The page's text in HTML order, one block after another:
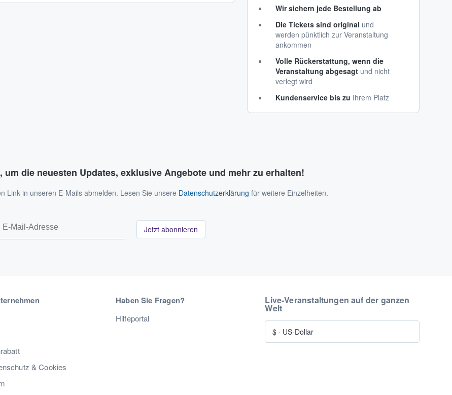
Wir sichern jede Bestellung ab
Die Tickets sind original und
werden pünktlich zur Veranstaltung
ankommen
Volle Rückerstattung, wenn die
Veranstaltung abgesagt und nicht
verlegt wird
Kundenservice bis zu Ihrem Platz
um die neuesten Updates, exklusive Angebote und mehr zu erhalten!
Link in unseren E-Mails abmelden. Lesen Sie unsere Datenschutzerklärung für weitere Einzelheiten.
Jetzt abonnieren
& Cookies
Haben Sie Fragen?
Hilfeportal
Live-Veranstaltungen auf der ganzen
Welt
$ · US-Dollar